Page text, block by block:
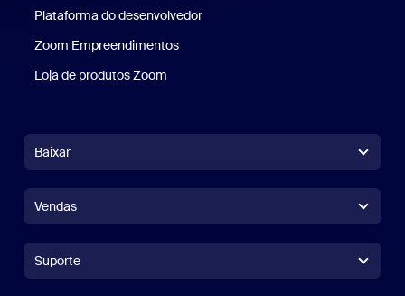
Plataforma do desenvolvedor
Zoom Empreendimentos
Loja de produtos Zoom
Baixar
Aplicativo Zoom RoomsAplicativo Zoom Rooms
Controlador do Zoom Rooms
Vendas
Falar com a equipe de vendas
Suporte
Suporte